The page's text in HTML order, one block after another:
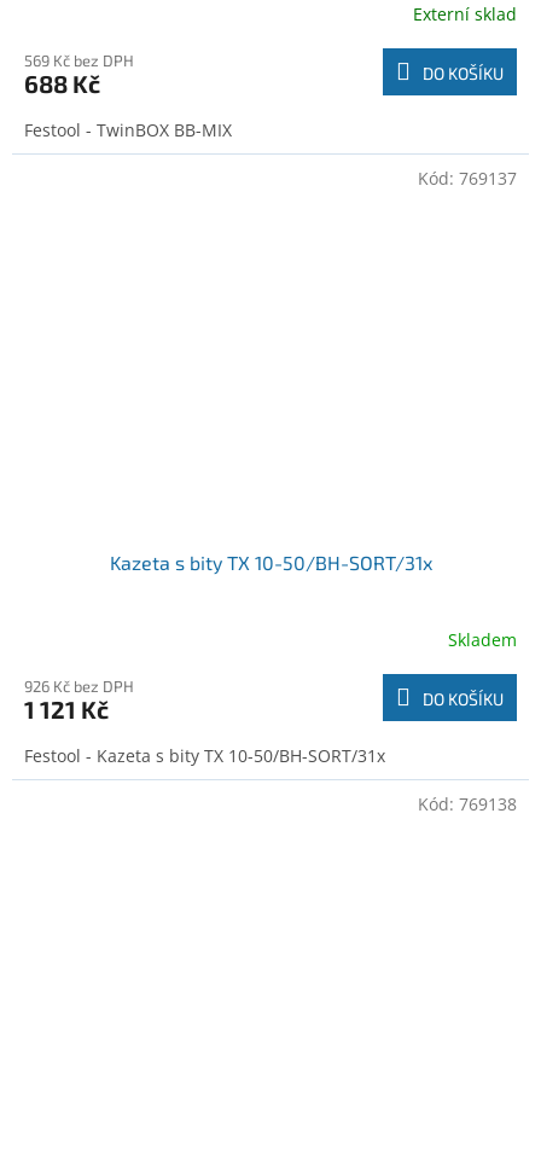
Externí sklad
569 Kč bez DPH
688 Kč DO KOŠÍKU
Festool - TwinBOX BB-MIX
Kazeta s bity TX 10-50/BH-SORT/31x
Skladem
926 Kč bez DPH
1 121 Kč DO KOŠÍKU
Festool - Kazeta s bity TX 10-50/BH-SORT/31x
Kód: 769137
Kód: 769138